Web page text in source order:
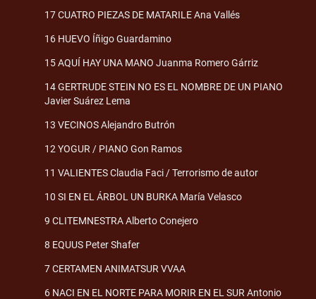
17 CUATRO PIEZAS DE MATARILE Ana Vallés
16 HUEVO Íñigo Guardamino
15 AQUÍ HAY UNA MANO Juanma Romero Gárriz
14 GERTRUDE STEIN NO ES EL NOMBRE DE UN PIANO
Javier Suárez Lema
13 VECINOS Alejandro Butrón
12 YOGUR / PIANO Gon Ramos
11 VALIENTES Claudia Faci / Terrorismo de autor
10 SI EN EL ÁRBOL UN BURKA María Velasco
9 CLITEMNESTRA Alberto Conejero
8 EQUUS Peter Shafer
7 CERTAMEN ANIMATSUR VVAA
6 NACI EN EL NORTE PARA MORIR EN EL SUR Antonio